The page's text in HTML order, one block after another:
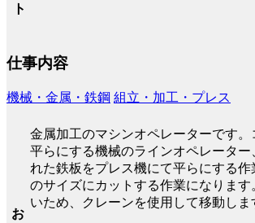
ト
仕事内容
機械・金属・鉄鋼 組立・加工・プレス
お
金属加工のマシンオペレーターです。
平らにする機械のラインオペレータ
れた鉄板をプレス機にて平らにする
のサイズにカットする作業になりま
いため、クレーンを使用して移動しま